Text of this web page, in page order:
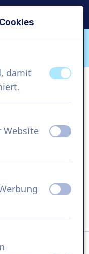
damit
aus
an
Website
ausan
ausan